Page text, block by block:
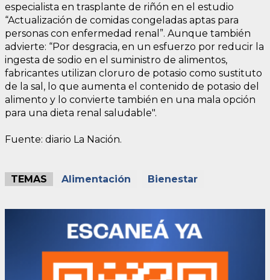
especialista en trasplante de riñón en el estudio
“Actualización de comidas congeladas aptas para
personas con enfermedad renal”. Aunque también
advierte: “Por desgracia, en un esfuerzo por reducir la
ingesta de sodio en el suministro de alimentos,
fabricantes utilizan cloruro de potasio como sustituto
de la sal, lo que aumenta el contenido de potasio del
alimento y lo convierte también en una mala opción
para una dieta renal saludable".
Fuente: diario La Nación.
TEMAS Alimentación Bienestar